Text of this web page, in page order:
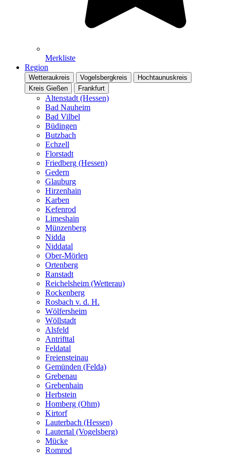
Merkliste
Region
Wetteraukreis Vogelsbergkreis
Hochtaunuskreis
Kreis Gießen
Frankfurt
Altenstadt (Hessen)
Bad Nauheim
Bad Vilbel
Büdingen
Butzbach
Echzell
Florstadt
Friedberg (Hessen)
Gedern
Glauburg
Hirzenhain
Karben
Kefenrod
Limeshain
Münzenberg
Nidda
Niddatal
Ober-Mörlen
Ortenberg
Ranstadt
Reichelsheim (Wetterau)
Rockenberg
Rosbach v. d. H.
Wölfersheim
Wöllstadt
Alsfeld
Antrifttal
Feldatal
Freiensteinau
Gemünden (Felda)
Grebenau
Grebenhain
Herbstein
Homberg (Ohm)
Kirtorf
Lauterbach (Hessen)
Lautertal (Vogelsberg)
Mücke
Romrod